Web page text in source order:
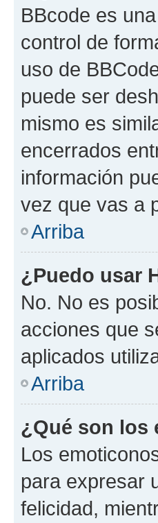
BBcode es
control de
uso de
puede ser
mismo es
encerrados
información
vez que vas a
Arriba
¿Puedo usar
No. No es
acciones que
aplicados
Arriba
¿Qué son los
Los
para expresar
felicidad,